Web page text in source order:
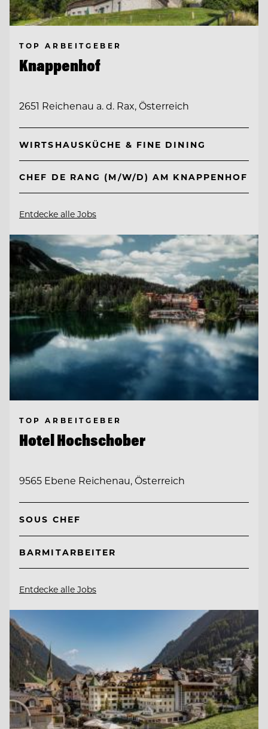
TOP ARBEITGEBER
Knappenhof
2651 Reichenau a. d. Rax, Österreich
WIRTSHAUSKÜCHE & FINE DINING
CHEF DE RANG (M/W/D) AM KNAPPENHOF
Entdecke alle Jobs
TOP ARBEITGEBER
Hotel Hochschober
9565 Ebene Reichenau, Österreich
SOUS CHEF
BARMITARBEITER
Entdecke alle Jobs